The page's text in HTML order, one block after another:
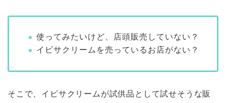
使ってみたいけど、店頭販売していない？
イビサクリームを売っているお店がない？
そこで、イビサクリームが試供品として試せそうな販